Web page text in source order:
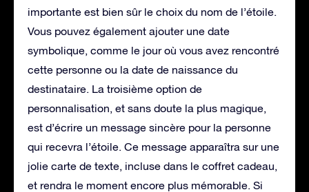
importante est bien sûr le choix du nom de l’étoile.
Vous pouvez également ajouter une date
symbolique, comme le jour où vous avez rencontré
cette personne ou la date de naissance du
destinataire. La troisième option de
personnalisation, et sans doute la plus magique,
est d’écrire un message sincère pour la personne
qui recevra l’étoile. Ce message apparaîtra sur une
jolie carte de texte, incluse dans le coffret cadeau,
et rendra le moment encore plus mémorable. Si